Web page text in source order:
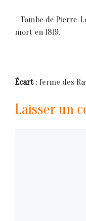
– Tombe de Pierre-
mort en 1819.
Écart : ferme des
Laisser un